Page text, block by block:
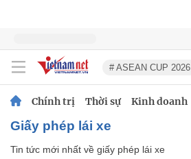
# ASEAN CUP 2026
Chính trị Thời sự Kinh doanh
giấy phép lái xe
Tin tức mới nhất về giấy phép lái xe